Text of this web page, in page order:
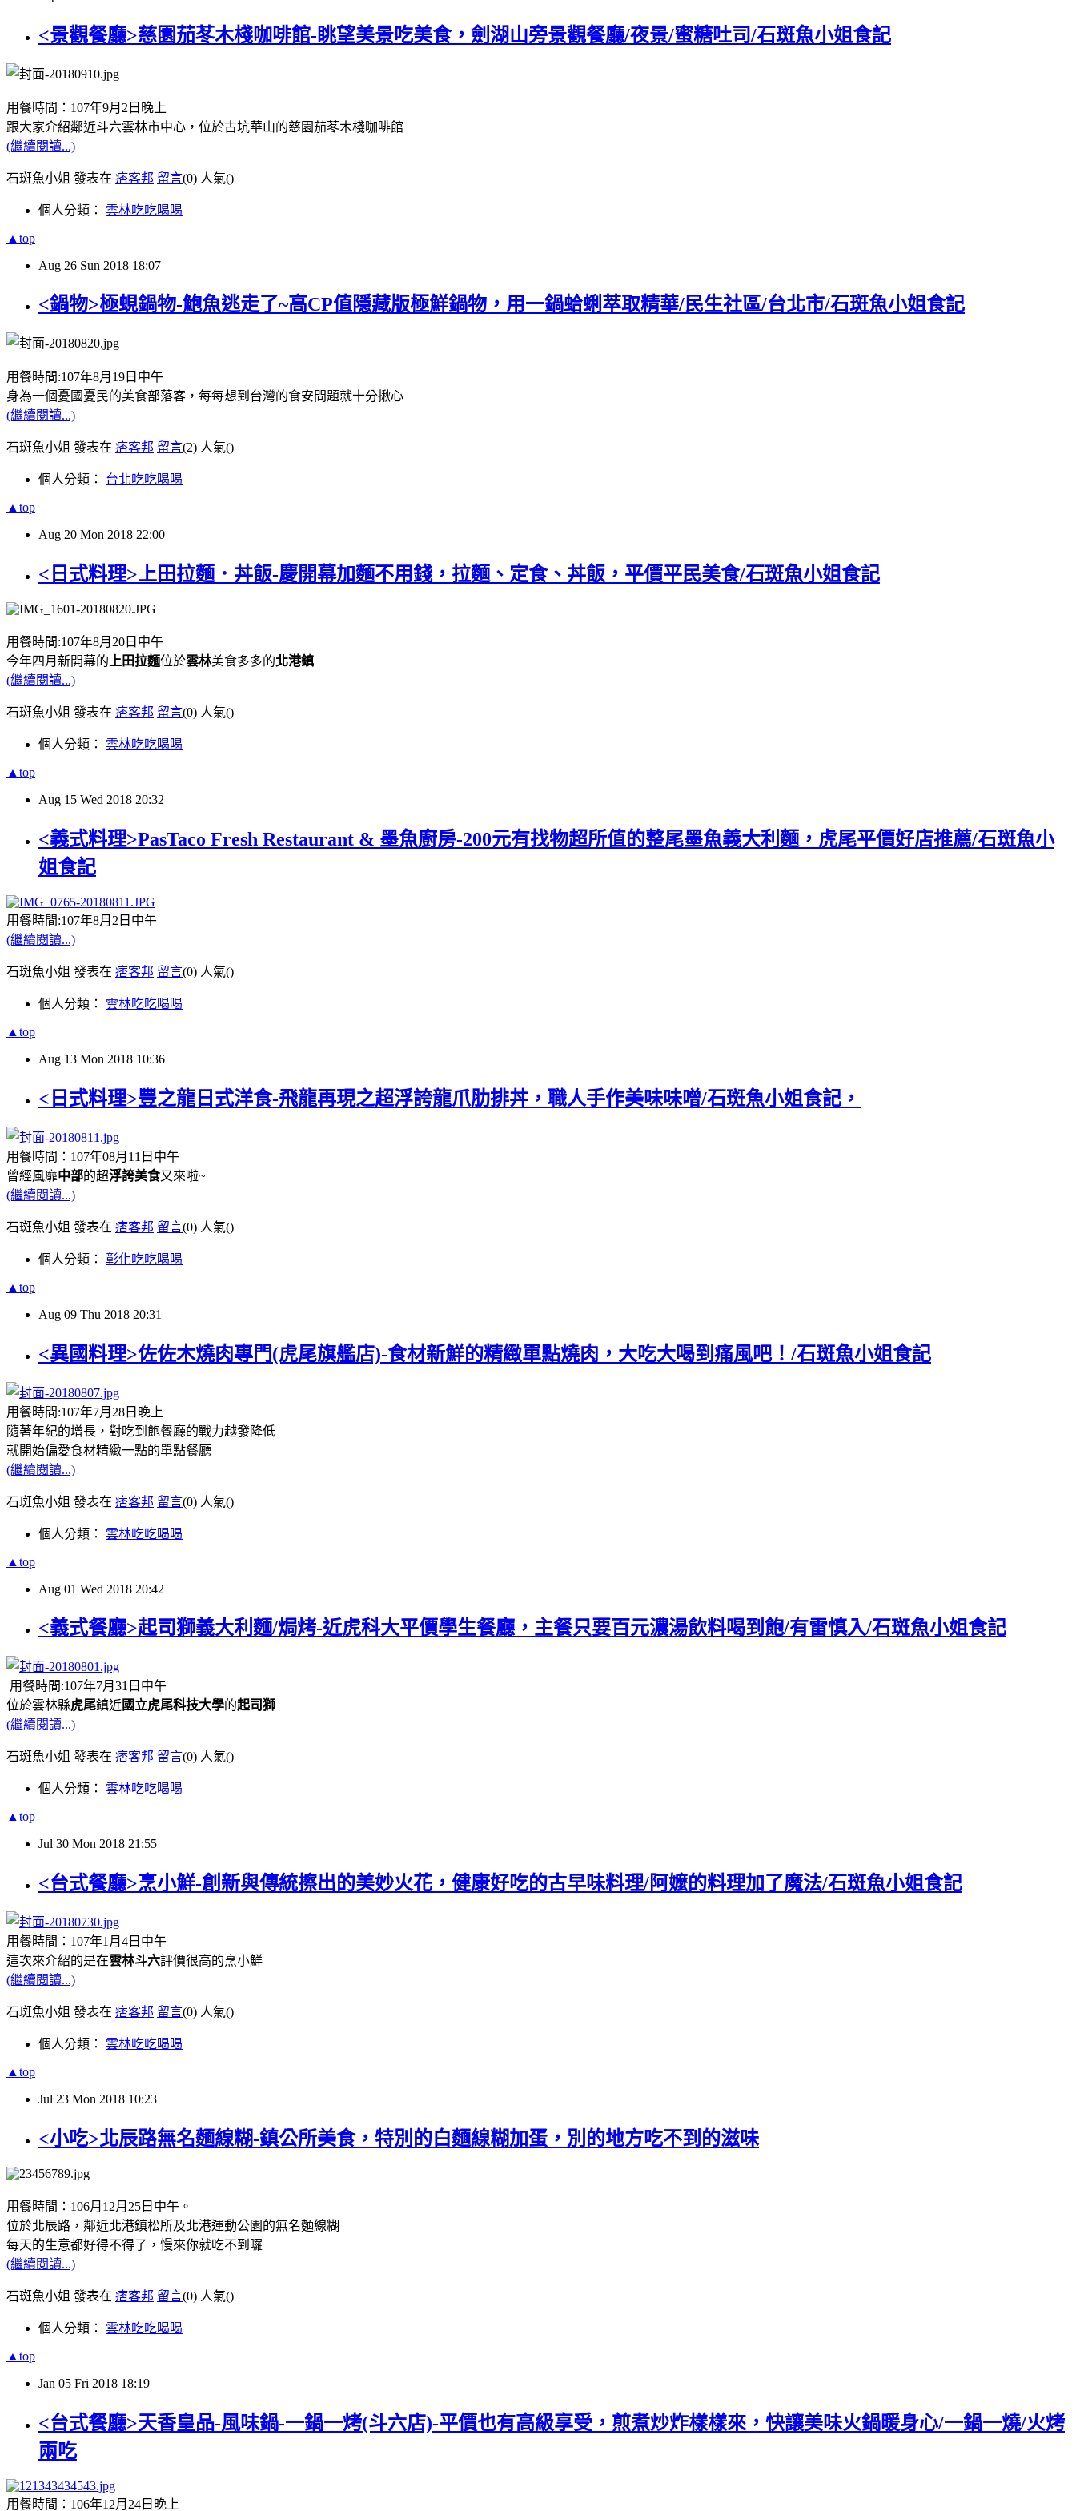
<景觀餐廳>慈園茄苳木棧咖啡館-眺望美景吃美食，劍湖山旁景觀餐廳/夜景/蜜糖吐司/石斑魚小姐食記
用餐時間：107年9月2日晚上
跟大家介紹鄰近斗六雲林市中心，位於古坑華山的慈園茄苳木棧咖啡館
(繼續閱讀...)
石斑魚小姐 發表在 痞客邦 留言(0) 人氣()
個人分類： 雲林吃吃喝喝
▲top
Aug 26 Sun 2018 18:07
<鍋物>極蜆鍋物-鮑魚逃走了~高CP值隱藏版極鮮鍋物，用一鍋蛤蜊萃取精華/民生社區/台北市/石斑魚小姐食記
用餐時間:107年8月19日中午
身為一個憂國憂民的美食部落客，每每想到台灣的食安問題就十分揪心
(繼續閱讀...)
石斑魚小姐 發表在 痞客邦 留言(2) 人氣()
個人分類： 台北吃吃喝喝
▲top
Aug 20 Mon 2018 22:00
<日式料理>上田拉麵．丼飯-慶開幕加麵不用錢，拉麵、定食、丼飯，平價平民美食/石斑魚小姐食記
用餐時間:107年8月20日中午
今年四月新開幕的 上田拉麵位於雲林美食多多的北港鎮
(繼續閱讀...)
石斑魚小姐 發表在 痞客邦 留言(0) 人氣()
個人分類： 雲林吃吃喝喝
▲top
Aug 15 Wed 2018 20:32
<義式料理>PasTaco Fresh Restaurant & 墨魚廚房-200元有找物超所值的整尾墨魚義大利麵，虎尾平價好店推薦/石斑魚小
姐食記
用餐時間:107年8月2日中午
(繼續閱讀...)
石斑魚小姐 發表在 痞客邦 留言(0) 人氣()
個人分類： 雲林吃吃喝喝
▲top
Aug 13 Mon 2018 10:36
<日式料理>豐之龍日式洋食-飛龍再現之超浮誇龍爪肋排丼，職人手作美味味噌/石斑魚小姐食記，
用餐時間：107年08月11日中午
曾經風靡中部的超浮誇美食又來啦~
(繼續閱讀...)
石斑魚小姐 發表在 痞客邦 留言(0) 人氣()
個人分類： 彰化吃吃喝喝
▲top
Aug 09 Thu 2018 20:31
<異國料理>佐佐木燒肉專門(虎尾旗艦店)-食材新鮮的精緻單點燒肉，大吃大喝到痛風吧！/石斑魚小姐食記
用餐時間:107年7月28日晚上
隨著年紀的增長，對吃到飽餐廳的戰力越發降低
就開始偏愛食材精緻一點的單點餐廳
(繼續閱讀...)
石斑魚小姐 發表在 痞客邦 留言(0) 人氣()
個人分類： 雲林吃吃喝喝
▲top
Aug 01 Wed 2018 20:42
<義式餐廳>起司獅義大利麵/焗烤-近虎科大平價學生餐廳，主餐只要百元濃湯飲料喝到飽/有雷慎入/石斑魚小姐食記
用餐時間:107年7月31日中午
位於雲林縣虎尾鎮近國立虎尾科技大學的起司獅
(繼續閱讀...)
石斑魚小姐 發表在 痞客邦 留言(0) 人氣()
個人分類： 雲林吃吃喝喝
▲top
Jul 30 Mon 2018 21:55
<台式餐廳>烹小鮮-創新與傳統擦出的美妙火花，健康好吃的古早味料理/阿嬤的料理加了魔法/石斑魚小姐食記
用餐時間：107年1月4日中午
這次來介紹的是在雲林斗六評價很高的烹小鮮
(繼續閱讀...)
石斑魚小姐 發表在 痞客邦 留言(0) 人氣()
個人分類： 雲林吃吃喝喝
▲top
Jul 23 Mon 2018 10:23
<小吃>北辰路無名麵線糊-鎮公所美食，特別的白麵線糊加蛋，別的地方吃不到的滋味
用餐時間：106月12月25日中午。
位於北辰路，鄰近北港鎮松所及北港運動公園的無名麵線糊
每天的生意都好得不得了，慢來你就吃不到囉
(繼續閱讀...)
石斑魚小姐 發表在 痞客邦 留言(0) 人氣()
個人分類： 雲林吃吃喝喝
▲top
Jan 05 Fri 2018 18:19
<台式餐廳>天香皇品-風味鍋-一鍋一烤(斗六店)-平價也有高級享受，煎煮炒炸樣樣來，快讓美味火鍋暖身心/一鍋一燒/火烤
兩吃
用餐時間：106年12月24日晚上